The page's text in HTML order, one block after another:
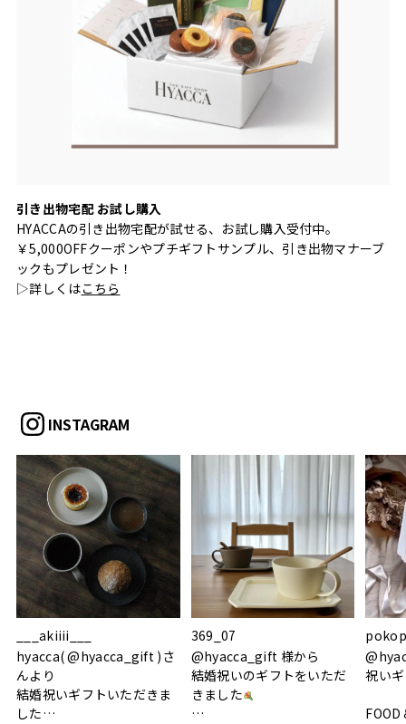
引き出物宅配 お試し購入
HYACCAの引き出物宅配が試せる、お試し購入受付中。
￥5,000OFFクーポンやプチギフトサンプル、引き出物マナーブ
ックもプレゼント！
▷詳しくはこちら
INSTAGRAM
___akiiii___
hyacca( @hyacca_gift )さ
んより
結婚祝いギフトいただきま
した
369_07
@hyacca_gift 様から
結婚祝いのギフトをいただ
きました
祝い
FOOD